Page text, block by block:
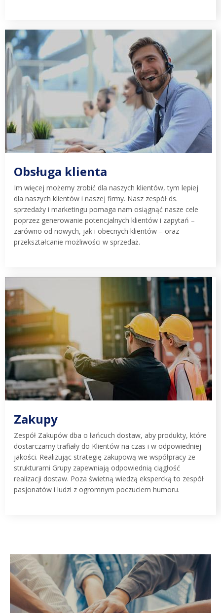
Obsługa klienta
Im więcej możemy zrobić dla naszych klientów, tym lepiej
dla naszych klientów i naszej firmy. Nasz zespół ds.
sprzedaży i marketingu pomaga nam osiągnąć nasze cele
poprzez generowanie potencjalnych klientów i zapytań –
zarówno od nowych, jak i obecnych klientów – oraz
przekształcanie możliwości w sprzedaż.
Zakupy
Zespół Zakupów dba o łańcuch dostaw, aby produkty, które
dostarczamy trafiały do Klientów na czas i w odpowiedniej
jakości. Realizując strategię zakupową we współpracy ze
strukturami Grupy zapewniają odpowiednią ciągłość
realizacji dostaw. Poza świetną wiedzą ekspercką to zespół
pasjonatów i ludzi z ogromnym poczuciem humoru.